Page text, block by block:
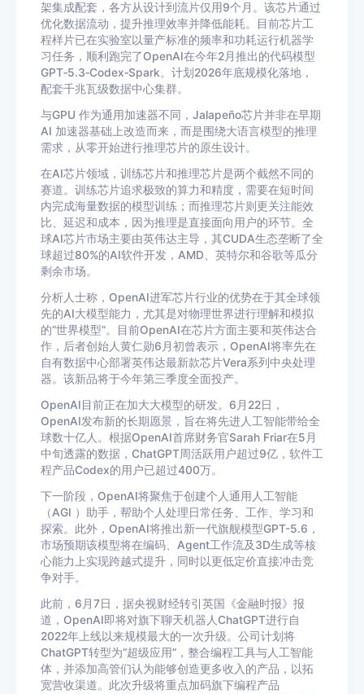
架集成配套，各方从设计到流片仅用9个月。该芯片通过
优化数据流动，提升推理效率并降低能耗。目前芯片工
程样片已在实验室以量产标准的频率和功耗运行机器学
习任务，顺利跑完了OpenAI在今年2月推出的代码模型
GPT‑5.3‑Codex‑Spark。 计划 2026年底规模化落地，
配套千兆瓦级数据中心集群。
与GPU 作为通用加速器不同， Jalapeño芯片并非在早期
AI 加速器基础上改造而来，而是围绕大语言模型的推理
需求，从零开始进行推理芯片的原生设计。
在AI芯片领域，训练芯片和推理芯片是两个截然不同的
赛道。训练芯片追求极致的算力和精度，需要在短时间
内完成海量数据的模型训练；而推理芯片则更关注能效
比、延迟和成本，因为推理是直接面向用户的环节。全
球AI芯片市场主要由英伟达主导，其CUDA生态垄断了全
球超过80%的AI软件开发， AMD 、英特尔和谷歌等瓜分
剩余市场。
分析人士称， OpenAI进军芯片行业的优势在于其全球领
先的AI大模型能力，尤其是对物理世界进行理解和模拟
的“世界模型”。目前OpenAI在芯片方面主要和英伟达合
作，后者创始人黄仁勋6 月初曾表示， OpenAI将率先在
自有数据中心部署英伟达最新款芯片Vera系列中央处理
器。该新品将于今年第三季度全面投产。
OpenAI目前正在加大大模型的研发。 6 月 22日，
OpenAI发布新的长期愿景，旨在将先进人工智能带给全
球数十亿人。根据OpenAI首席财务官Sarah Friar在5 月
中旬透露的数据， ChatGPT周活跃用户超过9亿，软件工
程产品Codex的用户已超过400万。
下一阶段， OpenAI将聚焦于创建个人通用人工智能
（AGI ）助手，帮助个人处理日常任务、工作、学习和
探索。此外， OpenAI将推出新一代旗舰模型GPT-5.6 ，
市场预期该模型将在编码、 Agent工作流及 3D生成等核
心能力上实现跨越式提升，同时以更低定价直接冲击竞
争对手。
此前， 6 月7日，据央视财经转引英国《金融时报》报
道， OpenAI即将对旗下聊天机器人 ChatGPT进行自
2022年上线以来规模最大的一次升级。公司计划将
ChatGPT转型为“超级应用” ，整合编程工具与人工智能
体，并添加高管们认为能够创造更多收入的产品，以拓
宽营收渠道。此次升级将重点加码旗下编程产品